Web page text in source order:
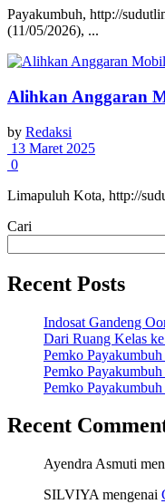
Payakumbuh, http://
(11/05/2026), ...
Alihkan Anggaran
by Redaksi
13 Maret 2025
0
Limapuluh Kota, http://
Cari
Recent Posts
Indosat Gandeng
Dari Ruang Kelas
Pemko
Pemko
Pemko
Recent
Ayendra Asmuti
SILVIYA mengenai